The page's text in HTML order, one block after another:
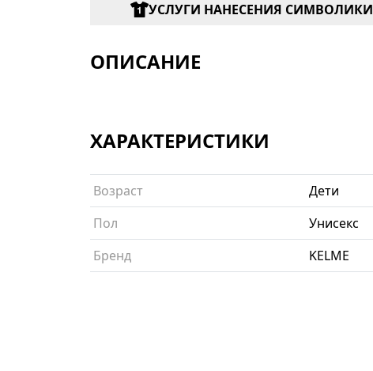
УСЛУГИ НАНЕСЕНИЯ СИМВОЛИКИ
ОПИСАНИЕ
ХАРАКТЕРИСТИКИ
Возраст
Дети
Пол
Унисекс
Бренд
KELME